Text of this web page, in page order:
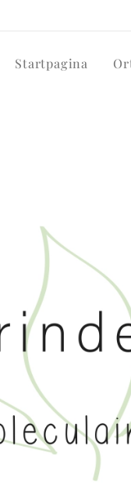
Startpagina